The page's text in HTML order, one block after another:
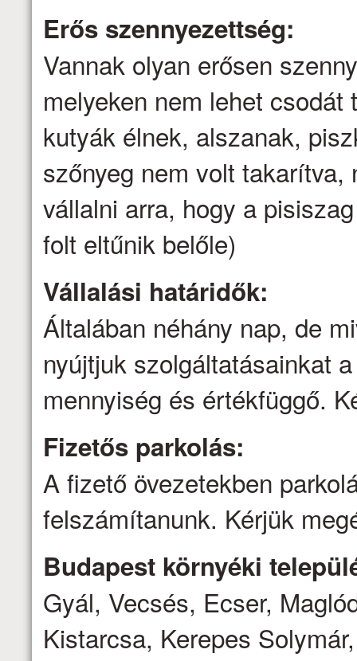
Erős szennyezettség:
Vannak olyan erősen
melyeken nem lehet
kutyák élnek, alszanak,
szőnyeg nem volt
vállalni arra, hogy a
folt eltűnik belőle)
Vállalási határidők:
Általában néhány nap, de
nyújtjuk szolgáltatásainkat
mennyiség és értékfüggő.
Fizetős parkolás:
A fizető övezetekben
felszámítanunk. Kérjük
Budapest környéki
Gyál, Vecsés, Ecser,
Kistarcsa, Kerepes